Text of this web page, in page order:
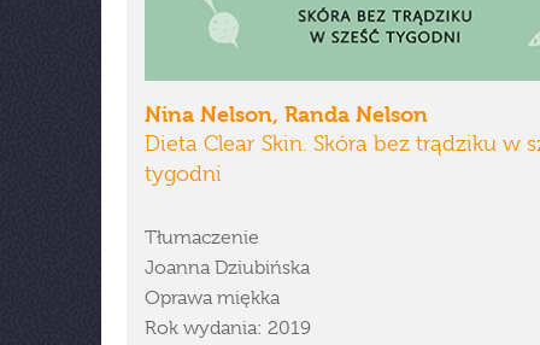
Nina Nelson, Randa Nelson
Dieta Clear Skin. Skóra bez trądziku w
tygodni
Tłumaczenie
Joanna Dziubińska
Oprawa miękka
Rok wydania: 2019